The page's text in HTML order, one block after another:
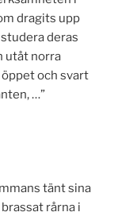
dragits upp
deras
utåt norra
och svart
…”
tänt sina
rårna i